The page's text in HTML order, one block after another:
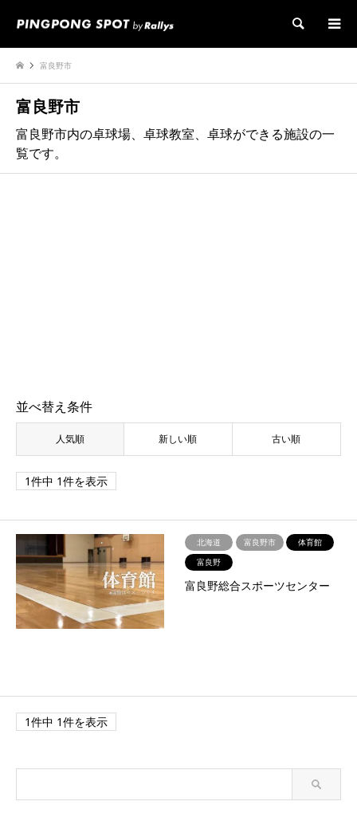
検索
富良野市
富良野市
富良野市内の卓球場、卓球教室、卓球ができる施設の一
覧です。
並べ替え条件
人気順 新しい順 古い順
1件中 1件を表示
北海道 富良野市
体育館
富良野
富良野総合スポーツセンター
1件中 1件を表示